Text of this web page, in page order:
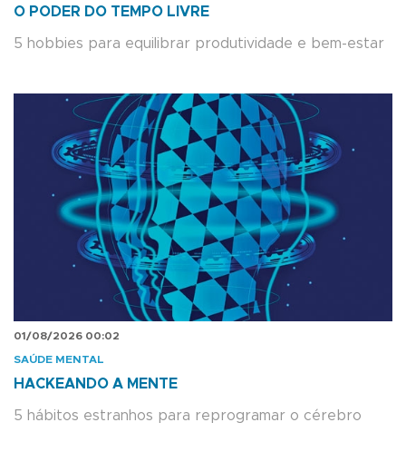
O PODER DO TEMPO LIVRE
5 hobbies para equilibrar produtividade e bem-estar
01/08/2026 00:02
SAÚDE MENTAL
HACKEANDO A MENTE
5 hábitos estranhos para reprogramar o cérebro